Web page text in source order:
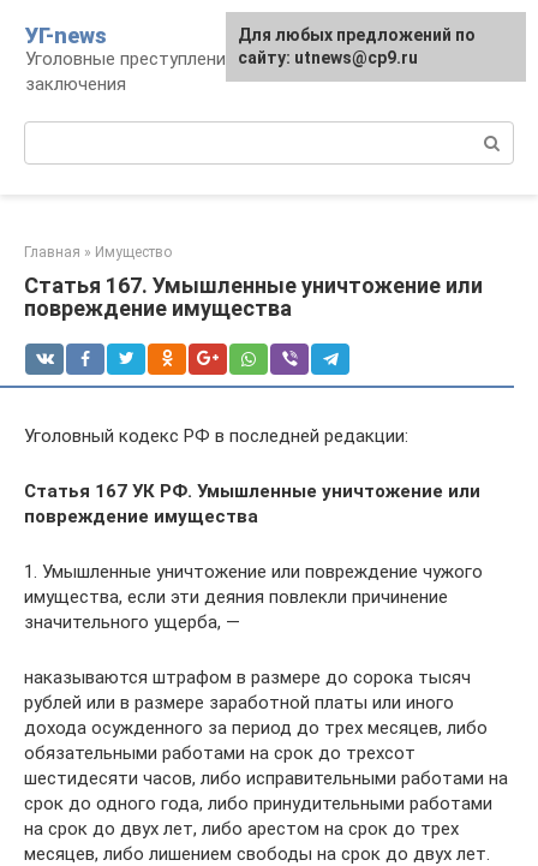
контенту
УГ-news
Уголовные преступления, наказания, места
заключения
Главная » Имущество
Статья 167. Умышленные уничтожение или
повреждение имущества
Уголовный кодекс РФ в последней редакции:
Статья 167 УК РФ. Умышленные уничтожение или
повреждение имущества
1. Умышленные уничтожение или повреждение чужого
имущества, если эти деяния повлекли причинение
значительного ущерба, —
наказываются штрафом в размере до сорока тысяч
рублей или в размере заработной платы или иного
дохода осужденного за период до трех месяцев, либо
обязательными работами на срок до трехсот
шестидесяти часов, либо исправительными работами на
срок до одного года, либо принудительными работами
на срок до двух лет, либо арестом на срок до трех
месяцев, либо лишением свободы на срок до двух лет.
Для любых предложений по
сайту: utnews@cp9.ru